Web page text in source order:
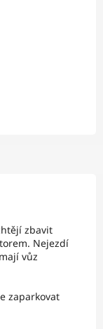
zbavit
Nejezdí
vůz
zaparkovat